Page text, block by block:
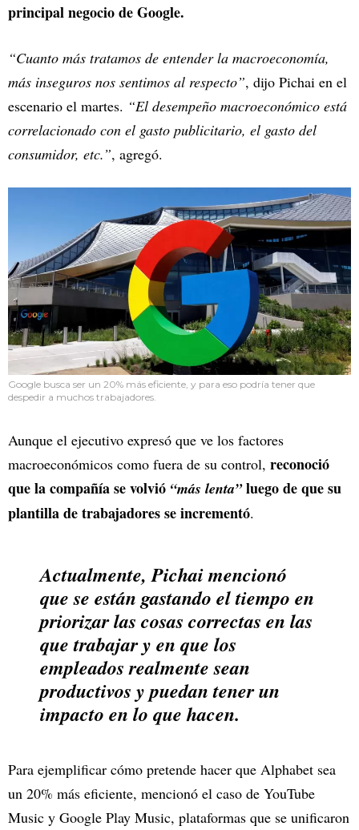
principal negocio de Google.
“Cuanto más tratamos de entender la macroeconomía,
más inseguros nos sentimos al respecto”, dijo Pichai en el
escenario el martes. “El desempeño macroeconómico está
correlacionado con el gasto publicitario, el gasto del
consumidor, etc.”, agregó.
Google busca ser un 20% más eficiente, y para eso podría tener que
despedir a muchos trabajadores.
Aunque el ejecutivo expresó que ve los factores
macroeconómicos como fuera de su control, reconoció
que la compañía se volvió “más lenta”luego de que su
plantilla de trabajadores se incrementó.
Actualmente, Pichai mencionó
que se están gastando el tiempo en
priorizar las cosas correctas en las
que trabajar y en que los
empleados realmente sean
productivos y puedan tener un
impacto en lo que hacen.
Para ejemplificar cómo pretende hacer que Alphabet sea
un 20% más eficiente, mencionó el caso de YouTube
Music y Google Play Music, plataformas que se unificaron